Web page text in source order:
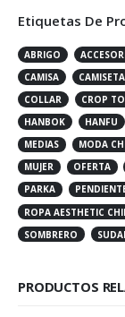
Etiquetas De
ABRIGO
CAMISA
CAMISETA
COLLAR
CROP
HANBOK
HANFU
MEDIAS
MODA
MUJER
OFERTA
PARKA
ROPA AESTHETIC
SOMBRERO
PRODUCTOS